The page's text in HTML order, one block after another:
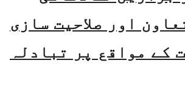
اور صلاحیت سازی
کے مواقع پر تبادلہ